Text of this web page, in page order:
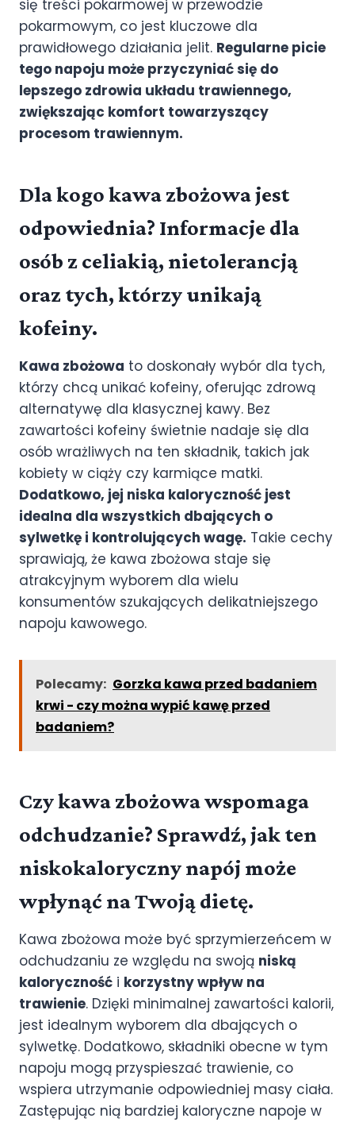
się treści pokarmowej w przewodzie
pokarmowym, co jest kluczowe dla
prawidłowego działania jelit. Regularne picie
tego napoju może przyczyniać się do
lepszego zdrowia układu trawiennego,
zwiększając komfort towarzyszący
procesom trawiennym.
Dla kogo kawa zbożowa jest
odpowiednia? Informacje dla
osób z celiakią, nietolerancją
oraz tych, którzy unikają
kofeiny.
Kawa zbożowa to doskonały wybór dla tych,
którzy chcą unikać kofeiny, oferując zdrową
alternatywę dla klasycznej kawy. Bez
zawartości kofeiny świetnie nadaje się dla
osób wrażliwych na ten składnik, takich jak
kobiety w ciąży czy karmiące matki.
Dodatkowo, jej niska kaloryczność jest
idealna dla wszystkich dbających o
sylwetkę i kontrolujących wagę. Takie cechy
sprawiają, że kawa zbożowa staje się
atrakcyjnym wyborem dla wielu
konsumentów szukających delikatniejszego
napoju kawowego.
Polecamy: Gorzka kawa przed badaniem
krwi - czy można wypić kawę przed
badaniem?
Czy kawa zbożowa wspomaga
odchudzanie? Sprawdź, jak ten
niskokaloryczny napój może
wpłynąć na Twoją dietę.
Kawa zbożowa może być sprzymierzeńcem w
odchudzaniu ze względu na swoją niską
kaloryczność i korzystny wpływ na
trawienie. Dzięki minimalnej zawartości kalorii,
jest idealnym wyborem dla dbających o
sylwetkę. Dodatkowo, składniki obecne w tym
napoju mogą przyspieszać trawienie, co
wspiera utrzymanie odpowiedniej masy ciała.
Zastępując nią bardziej kaloryczne napoje w